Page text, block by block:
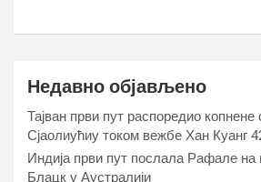
Недавно објављено
Тајван први пут распоредио копнене
Сјаолиућиу током вежбе Хан Куанг
Индија први пут послала Рафале
Блацк у Аустралији